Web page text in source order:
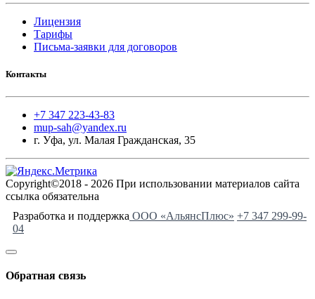
Лицензия
Тарифы
Письма-заявки для договоров
Контакты
+7 347 223-43-83
mup-sah@yandex.ru
г. Уфа, ул. Малая Гражданская, 35
Copyright©2018 - 2026 При использовании материалов сайта
ссылка обязательна
Разработка и поддержка ООО «АльянсПлюс» +7 347 299-99-
04
Обратная связь